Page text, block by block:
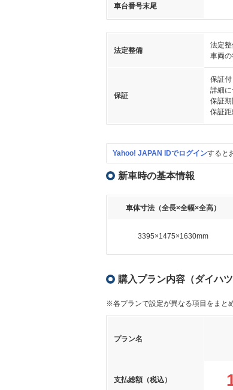
車台番号末尾
法定整備
法定
車両の
保証
保証付
詳細に
保証期
保証
Yahoo! JAPAN IDでログインすると
新車時の基本情報
車体寸法（全長×全幅×全高）
3395×1475×1630mm
購入プラン内容（ダイハ
※各プランで設定が異なる項目をまと
プラン名
支払総額（税込）